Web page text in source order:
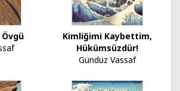
Kimliğimi Kaybettim,
Hükümsüzdür!
Gündüz Vassaf